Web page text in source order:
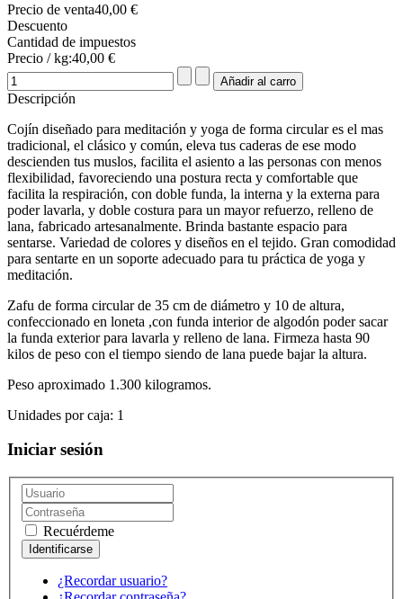
Precio de venta40,00 €
Descuento
Cantidad de impuestos
Precio / kg:40,00 €
Descripción
Cojín diseñado para meditación y yoga de forma circular es el mas
tradicional, el clásico y común, eleva tus caderas de ese modo
descienden tus muslos, facilita el asiento a las personas con menos
flexibilidad, favoreciendo una postura recta y comfortable que
facilita la respiración, con doble funda, la interna y la externa para
poder lavarla, y doble costura para un mayor refuerzo, relleno de
lana, fabricado artesanalmente. Brinda bastante espacio para
sentarse. Variedad de colores y diseños en el tejido. Gran comodidad
para sentarte en un soporte adecuado para tu práctica de yoga y
meditación.
Zafu de forma circular de 35 cm de diámetro y 10 de altura,
confeccionado en loneta ,con funda interior de algodón poder sacar
la funda exterior para lavarla y relleno de lana. Firmeza hasta 90
kilos de peso con el tiempo siendo de lana puede bajar la altura.
Peso aproximado 1.300 kilogramos.
Unidades por caja: 1
Iniciar sesión
Recuérdeme
¿Recordar usuario?